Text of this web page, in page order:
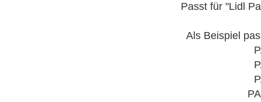
Passt für "Lidl
Als Beispiel